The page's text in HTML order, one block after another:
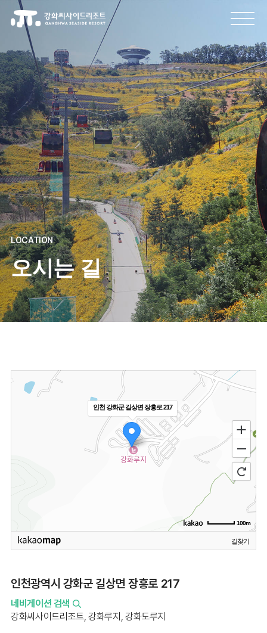
LOCATION
오시는 길
인천 강화군 길상면 장흥로 217
100m
길찾기
인천광역시 강화군 길상면 장흥로 217
네비게이션 검색
강화씨사이드리조트, 강화루지, 강화도루지